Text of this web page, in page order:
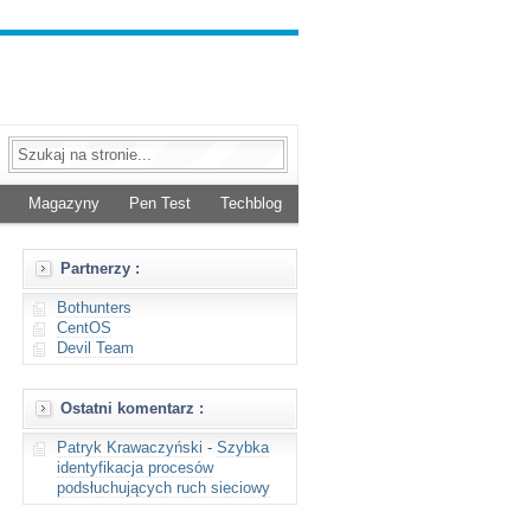
Magazyny Pen Test Techblog
Partnerzy :
Bothunters
CentOS
Devil Team
Ostatni komentarz :
Patryk Krawaczyński - Szybka
identyfikacja procesów
podsłuchujących ruch sieciowy